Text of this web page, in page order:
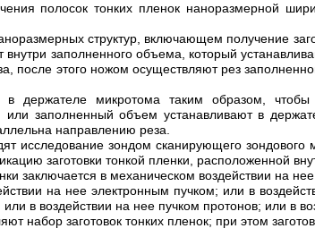
полосок тонких пленок наноразмерной
структур, включающем получение
заполненного объема, который
после этого ножом осуществляют рез
микротома таким образом, чтобы
заполненный объем устанавливают в
направлению реза.
исследование зондом сканирующего зондового
заготовки тонкой пленки, расположенной
заключается в механическом воздействии на
на нее электронным пучком; или в
в воздействии на нее пучком протонов; или в
набор заготовок тонких пленок; при этом